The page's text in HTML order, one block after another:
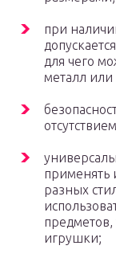
при
для чего
металл
применять
разных
игрушки;